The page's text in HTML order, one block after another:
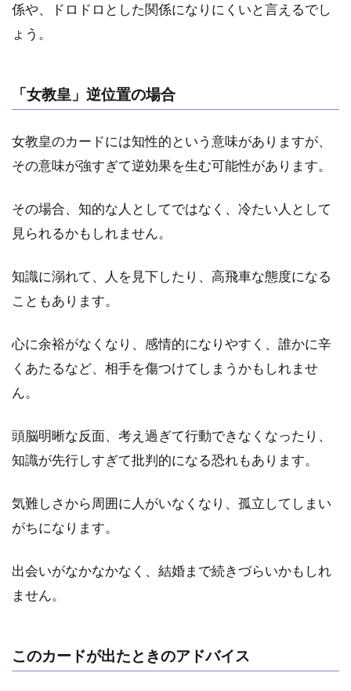
係や、ドロドロとした関係になりにくいと言えるでし
ょう。
「女教皇」逆位置の場合
女教皇のカードには知性的という意味がありますが、
その意味が強すぎて逆効果を生む可能性があります。
その場合、知的な人としてではなく、冷たい人として
見られるかもしれません。
知識に溺れて、人を見下したり、高飛車な態度になる
こともあります。
心に余裕がなくなり、感情的になりやすく、誰かに辛
くあたるなど、相手を傷つけてしまうかもしれませ
ん。
頭脳明晰な反面、考え過ぎて行動できなくなったり、
知識が先行しすぎて批判的になる恐れもあります。
気難しさから周囲に人がいなくなり、孤立してしまい
がちになります。
出会いがなかなかなく、結婚まで続きづらいかもしれ
ません。
このカードが出たときのアドバイス